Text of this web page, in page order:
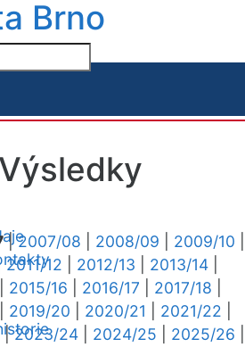
Brno
Výsledky
|2007/08 2008/09 2009/10
2011/12 2012/13 2013/14
2015/16 2016/17 2017/18
2019/20 2020/21 2021/22
|2023/24 2024/25 2025/26